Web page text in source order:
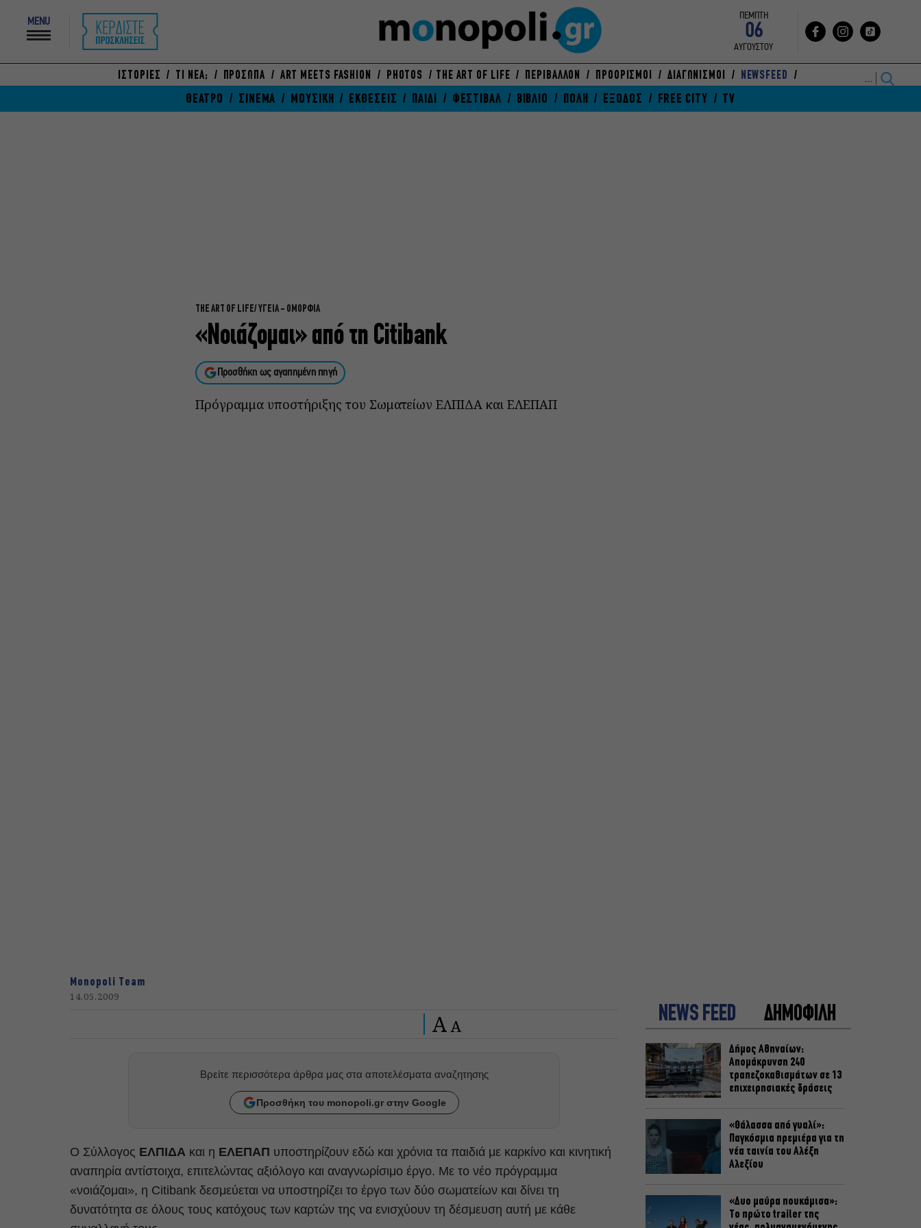
MENU
ΠΕΜΠΤΗ
06
ΑΥΓΟΥΣΤΟΥ
ΙΣΤΟΡΙΕΣ ΤΙ ΝΕΑ; ΠΡΟΣΩΠΑ ART MEETS FASHION PHOTOS THE ART OF LIFE ΠΕΡΙΒΑΛΛΟΝ ΠΡΟΟΡΙΣΜΟΙ ΔΙΑΓΩΝΙΣΜΟΙ NEWSFEED
ΘΕΑΤΡΟ ΣΙΝΕΜΑ ΜΟΥΣΙΚΗ ΕΚΘΕΣΕΙΣ ΠΑΙΔΙ ΦΕΣΤΙΒΑΛ ΒΙΒΛΙΟ ΠΟΛΗ ΕΞΟΔΟΣ FREE CITY TV
THE ART OF LIFE ΥΓΕΙΑ - ΟΜΟΡΦΙΑ
«Nοιάζομαι» από τη Citibank
Προσθήκη ως αγαπημένη πηγή
Πρόγραμμα υποστήριξης του Σωματείων ΕΛΠΙΔΑ και ΕΛΕΠΑΠ
Monopoli Team
14.05.2009
A A
Βρείτε περισσότερα άρθρα μας στα αποτελέσματα αναζητησης
Προσθήκη του monopoli.gr στην Google
Ο Σύλλογος ΕΛΠΙΔΑ και η ΕΛΕΠΑΠ υποστηρίζουν εδώ και χρόνια τα παιδιά με καρκίνο και κινητική
αναπηρία αντίστοιχα, επιτελώντας αξιόλογο και αναγνωρίσιμο έργο. Με το νέο πρόγραμμα
«νοιάζομαι», η Citibank δεσμεύεται να υποστηρίζει το έργο των δύο σωματείων και δίνει τη
δυνατότητα σε όλους τους κατόχους των καρτών της να ενισχύουν τη δέσμευση αυτή με κάθε
NEWS FEED ΔΗΜΟΦΙΛΗ
Δήμος Αθηναίων:
Απομάκρυνση 240
τραπεζοκαθισμάτων σε 13
επιχειρησιακές δράσεις
«Θάλασσα από γυαλί»:
Παγκόσμια πρεμιέρα για τη
νέα ταινία του Αλέξη
Αλεξίου
«Δυο μαύρα πουκάμισα»:
Το πρώτο trailer της